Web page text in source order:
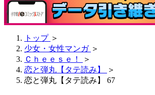
トップ ＞
少女・女性マンガ ＞
Ｃｈｅｅｓｅ！
＞
恋と弾丸【タテ読み】
＞
恋と弾丸【タテ読み】 67